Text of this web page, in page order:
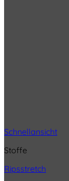
Schnellansicht
Stoffe
Ripsstretch